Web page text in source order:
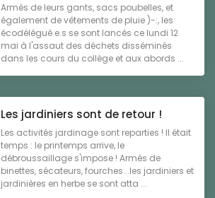
Armés de leurs gants, sacs poubelles, et
également de vêtements de pluie )-:, les
écodélégué.e.s se sont lancés ce lundi 12
mai à l'assaut des déchets disséminés
dans les cours du collège et aux abords ...
Les jardiniers sont de retour !
Les activités jardinage sont reparties ! Il était
temps : le printemps arrive, le
débroussaillage s'impose ! Armés de
binettes, sécateurs, fourches...les jardiniers et
jardinières en herbe se sont atta ...